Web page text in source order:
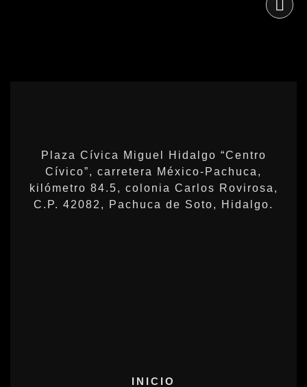
Plaza Cívica Miguel Hidalgo “Centro
Cívico”, carretera México-Pachuca,
kilómetro 84.5, colonia Carlos Rovirosa,
C.P. 42082, Pachuca de Soto, Hidalgo.
INICIO